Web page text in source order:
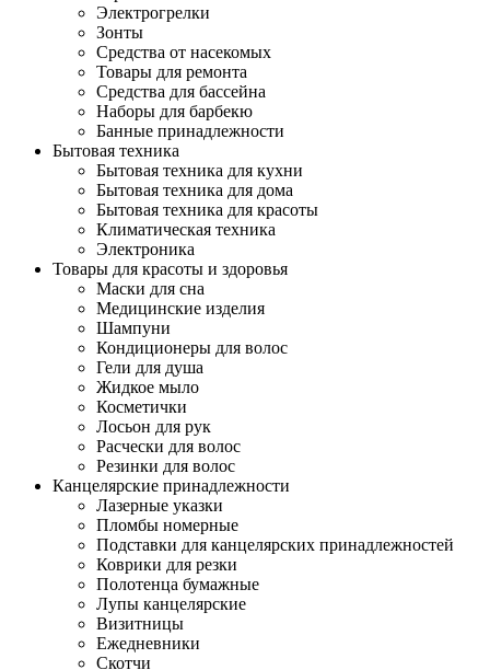
Электрогрелки
Зонты
Средства от насекомых
Товары для ремонта
Средства для бассейна
Наборы для барбекю
Банные принадлежности
Бытовая техника
Бытовая техника для кухни
Бытовая техника для дома
Бытовая техника для красоты
Климатическая техника
Электроника
Товары для красоты и здоровья
Маски для сна
Медицинские изделия
Шампуни
Кондиционеры для волос
Гели для душа
Жидкое мыло
Косметички
Лосьон для рук
Расчески для волос
Резинки для волос
Канцелярские принадлежности
Лазерные указки
Пломбы номерные
Подставки для канцелярских принадлежностей
Коврики для резки
Полотенца бумажные
Лупы канцелярские
Визитницы
Ежедневники
Скотчи